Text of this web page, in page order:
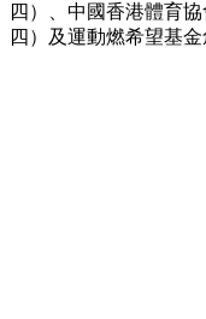
四）、中國香港體育
四）及運動燃希望基